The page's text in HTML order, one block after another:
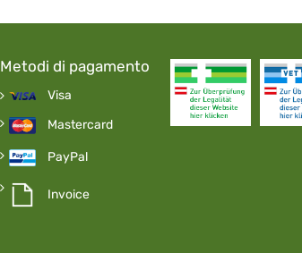
Metodi di pagamento
Visa
Mastercard
PayPal
Invoice